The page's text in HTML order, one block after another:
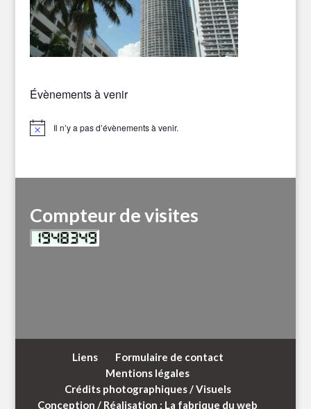
Évènements à venir
Notice Il n’y a pas d’évènements à venir.
Compteur de visites
Liens
Formulaire de contact
Mentions légales
Crédits photographiques / Visuels
Conception / Réalisation : La fabrique du web